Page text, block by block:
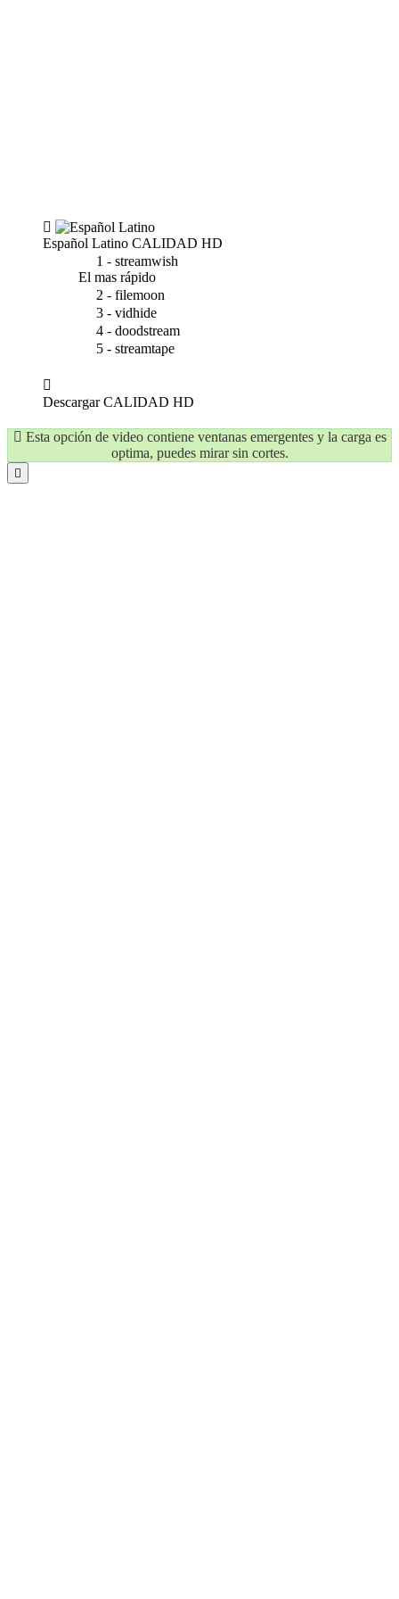
Español Latino CALIDAD HD
1 - streamwish
El mas rápido
2 - filemoon
3 - vidhide
4 - doodstream
5 - streamtape
DescargarCALIDAD HD
Esta opción de video contiene ventanas emergentes y la carga es
optima, puedes mirar sin cortes.